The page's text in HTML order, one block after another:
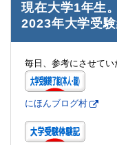
現在大学1年生
2023年大学受験
毎日、参考にさせてい
にほんブログ村